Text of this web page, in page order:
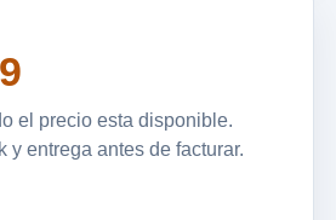
el precio esta disponible.
y entrega antes de facturar.